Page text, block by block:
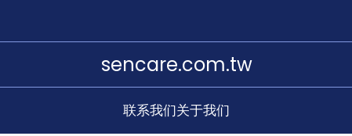
sencare.com.tw
联系我们关于我们